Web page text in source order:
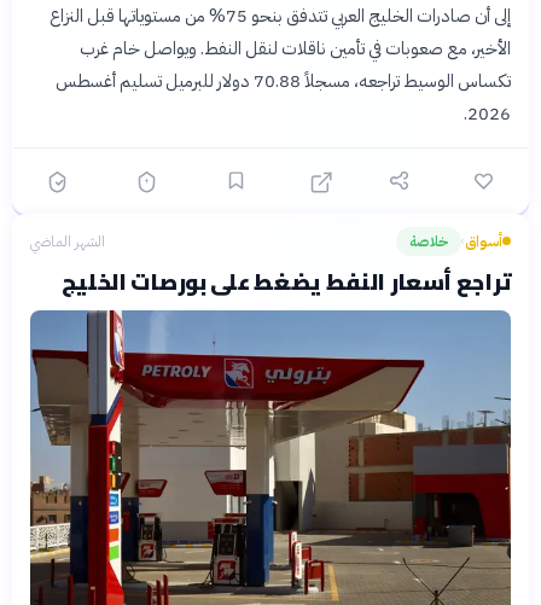
إلى أن صادرات الخليج العربي تتدفق بنحو 75% من مستوياتها قبل النزاع
الأخير، مع صعوبات في تأمين ناقلات لنقل النفط. ويواصل خام غرب
تكساس الوسيط تراجعه، مسجلاً 70.88 دولار للبرميل تسليم أغسطس
2026.
أسواق› خلاصة الشهر الماضي
تراجع أسعار النفط يضغط على بورصات الخليج